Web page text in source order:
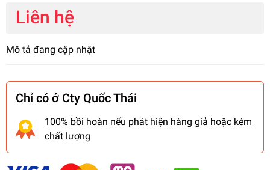
Liên hệ
Mô tả đang cập nhật
Chỉ có ở Cty Quốc Thái
100% bồi hoàn nếu phát hiện hàng giả hoặc kém
chất lượng